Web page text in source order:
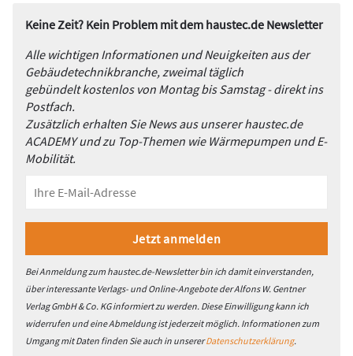
Keine Zeit? Kein Problem mit dem haustec.de Newsletter
Alle wichtigen Informationen und Neuigkeiten aus der
Gebäudetechnikbranche, zweimal täglich
gebündelt kostenlos von Montag bis Samstag - direkt ins
Postfach.
Zusätzlich erhalten Sie News aus unserer haustec.de
ACADEMY und zu Top-Themen wie Wärmepumpen und E-
Mobilität.
Bei Anmeldung zum haustec.de-Newsletter bin ich damit einverstanden,
über interessante Verlags- und Online-Angebote der Alfons W. Gentner
Verlag GmbH & Co. KG informiert zu werden. Diese Einwilligung kann ich
widerrufen und eine Abmeldung ist jederzeit möglich. Informationen zum
Umgang mit Daten finden Sie auch in unsererDatenschutzerklärung.